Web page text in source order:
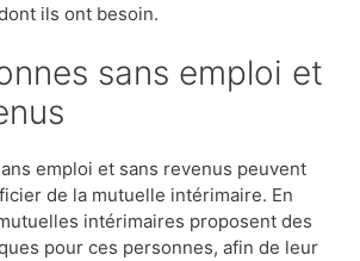
ils ont besoin.
emploi et sans revenus peuvent
de la mutuelle intérimaire. En
intérimaires proposent des
pour ces personnes, afin de leur